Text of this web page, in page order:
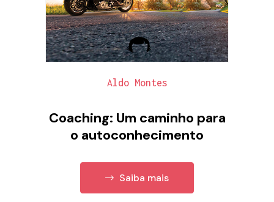
Aldo Montes
Coaching: Um caminho para
o autoconhecimento
Saiba mais